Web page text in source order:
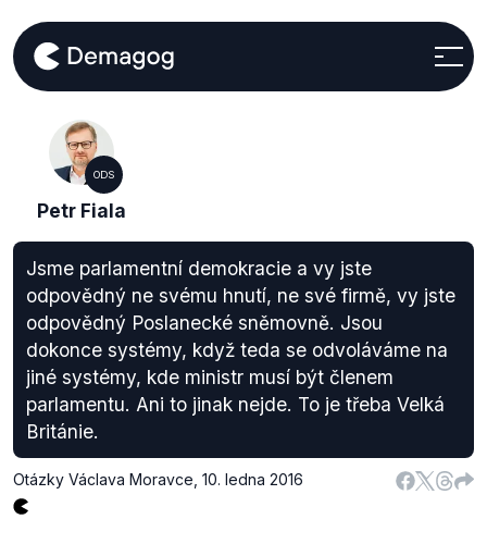
ODS
Petr Fiala
Jsme parlamentní demokracie a vy jste
odpovědný ne svému hnutí, ne své firmě, vy jste
odpovědný Poslanecké sněmovně. Jsou
dokonce systémy, když teda se odvoláváme na
jiné systémy, kde ministr musí být členem
parlamentu. Ani to jinak nejde. To je třeba Velká
Británie.
Otázky Václava Moravce 10. ledna 2016